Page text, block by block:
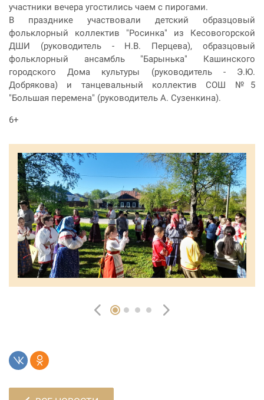
участники вечера угостились чаем с пирогами.
В празднике участвовали детский образцовый
фольклорный коллектив "Росинка" из Кесовогорской
ДШИ (руководитель - Н.В. Перцева), образцовый
фольклорный ансамбль "Барынька" Кашинского
городского Дома культуры (руководитель - Э.Ю.
Добрякова) и танцевальный коллектив СОШ №5
"Большая перемена" (руководитель А. Сузенкина).
6+